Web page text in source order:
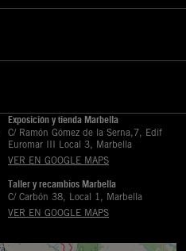
Exposición y tienda Marbella
C/ Ramón Gómez de la Serna,7, Edif
Euromar III Local 3, Marbella
VER EN GOOGLE MAPS
Taller y recambios Marbella
C/ Carbón 38, Local 1, Marbella
VER EN GOOGLE MAPS